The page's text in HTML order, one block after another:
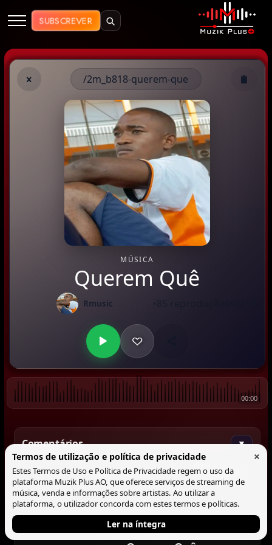
Muzik Plus AO - Streaming de
SUBSCREVER
/2m_b818-querem-que
MÚSICA
Querem Quê
Rmusic 85 reproduções
00:00
Comentários ▼
Comentar
Tocando agora
Termos de utilização e política de privacidade ×
Estes Termos de Uso e Política de Privacidade regem o uso da
plataforma Muzik Plus AO, que oferece serviços de streaming de
música, venda e informações sobre artistas. Ao utilizar a
plataforma, o utilizador concorda com estes termos e políticas.
Ler na íntegra